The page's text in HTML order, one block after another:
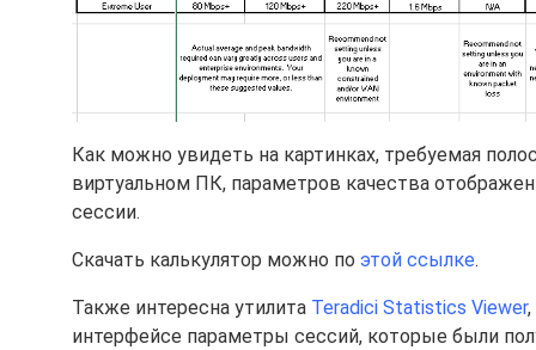
Как можно увидеть на картинках, требуемая
виртуальном ПК, параметров качества
сессии.
Скачать калькулятор можно по этой ссылке.
Также интересна утилита Teradici Statistics Viewer
интерфейсе параметры сессий, которые были